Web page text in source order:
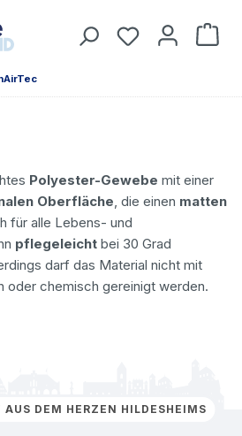
Du hast 0
Polyester-Gewebe mit einer
Oberfläche, die einen matten
für alle Lebens- und
pflegeleicht bei 30 Grad
darf das Material nicht mit
oder chemisch gereinigt werden.
AUS DEM HERZEN HILDESHEIMS